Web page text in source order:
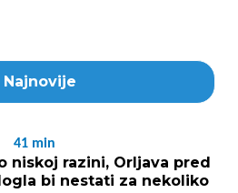
Najnovije
41 min
niskoj razini, Orljava pred
bi nestati za nekoliko